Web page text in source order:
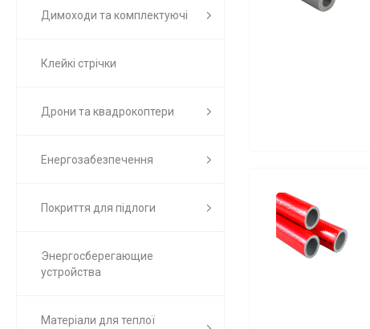
Димоходи та комплектуючі
Клейкі стрічки
Дрони та квадрокоптери
Енергозабезпечення
Покриття для підлоги
Энергосберегающие
устройства
Матеріали для теплої